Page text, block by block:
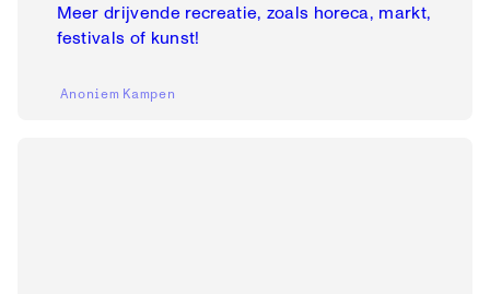
Meer drijvende recreatie, zoals horeca, markt,
festivals of kunst!
Anoniem Kampen